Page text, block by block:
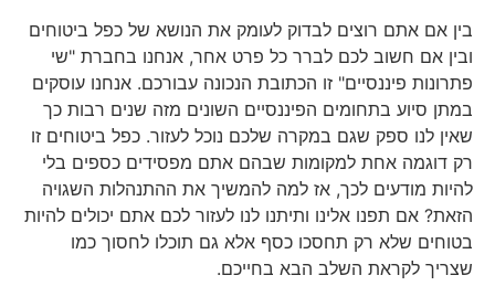
בין אם אתם רוצים לבדוק לעומק את הנושא של כפל ביטוחים
ובין אם חשוב לכם לברר כל פרט אחר, אנחנו בחברת "שי
פתרונות פיננסיים" זו הכתובת הנכונה עבורכם. אנחנו עוסקים
במתן סיוע בתחומים הפיננסיים השונים מזה שנים רבות כך
שאין לנו ספק שגם במקרה שלכם נוכל לעזור. כפל ביטוחים זו
רק דוגמה אחת למקומות שבהם אתם מפסידים כספים בלי
להיות מודעים לכך, אז למה להמשיך את ההתנהלות השגויה
הזאת? אם תפנו אלינו ותיתנו לנו לעזור לכם אתם יכולים להיות
בטוחים שלא רק תחסכו כסף אלא גם תוכלו לחסוך כמו
שצריך לקראת השלב הבא בחייכם.